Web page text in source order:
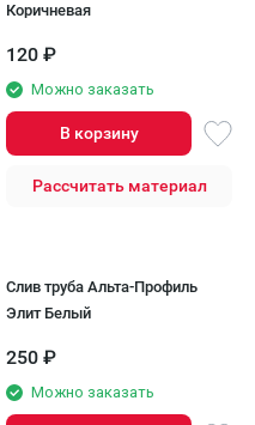
Коричневая
120 ₽
Можно заказать
В корзину
Рассчитать материал
Слив труба Альта-Профиль
Элит Белый
250 ₽
Можно заказать